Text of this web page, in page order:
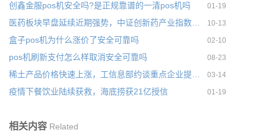
创鑫金服pos机安全吗?是正规靠谱的一清pos机吗 01-19
10-13
盒子pos机为什么涨价了安全可靠吗 02-10
pos机刷新支付怎么样取消安全可靠吗 08-23
03-14
疫情下餐饮业陆续获救，海底捞获21亿授信 01-19
相关内容 Related